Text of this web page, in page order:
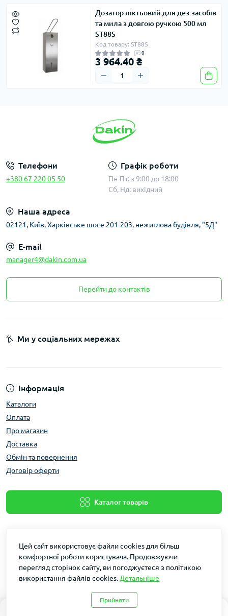
0
Дозатор ліктьовий для дез.засобів
та мила з довгою ручкою 500 мл
ST88S
Код товару: ST88S
0
3 964.40 ₴
Телефони
+380 67 220 05 50
Графік роботи
Пн-Пт: з 9:00 до 18:00
Сб, Нд: вихідний
Наша адреса
02121, Київ, Харківське шосе 201-203, нежитлова будівля, "5Д"
E-mail
manager4@dakin.com.ua
Перейти до контактів
Інформація
Каталоги
Оплата
Про магазин
Доставка
Обмін та повернення
Договір оферти
Каталог товарів
Ми у соціальних мережах
Dakin © 2026
Цей сайт використовує файли cookies для більш
комфортної роботи користувача. Продовжуючи
перегляд сторінок сайту, ви погоджуєтеся з політикою
використання файлів cookies. Детальніше
Прийняти